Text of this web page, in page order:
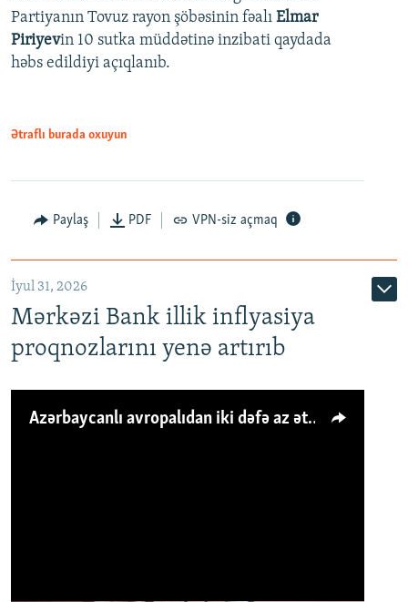
Partiyanın Tovuz rayon şöbəsinin fəalı Elmar
Piriyevin 10 sutka müddətinə inzibati qaydada
həbs edildiyi açıqlanıb.
Ətraflı burada oxuyun
Paylaş PDF VPN-siz açmaq
İyul 31, 2026
Mərkəzi Bank illik inflyasiya
proqnozlarını yenə artırıb
Azərbaycanlı avropalıdan iki dəfə az ət yeyir, amma... 'Qiymət artımı qaçılmazdır'